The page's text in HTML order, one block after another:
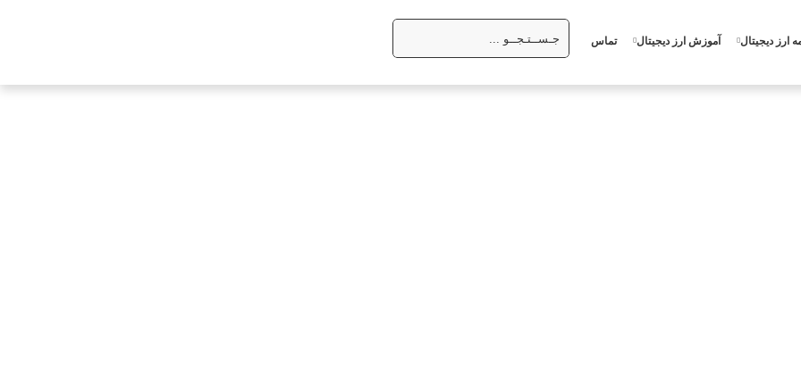
ارز دیجیتال آموزش ارز دیجیتال تماس